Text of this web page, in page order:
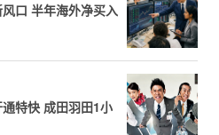
口 半年海外净买入
特快 成田羽田1小